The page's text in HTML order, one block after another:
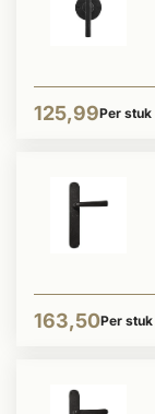
125,99Per stuk
163,50Per stuk